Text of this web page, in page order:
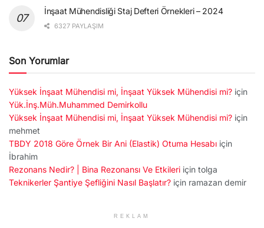
İnşaat Mühendisliği Staj Defteri Örnekleri – 2024
6327 PAYLAŞIM
Son Yorumlar
Yüksek İnşaat Mühendisi mi, İnşaat Yüksek Mühendisi mi? için
Yük.İnş.Müh.Muhammed Demirkollu
Yüksek İnşaat Mühendisi mi, İnşaat Yüksek Mühendisi mi? için
mehmet
TBDY 2018 Göre Örnek Bir Ani (Elastik) Otuma Hesabı için
İbrahim
Rezonans Nedir? | Bina Rezonansı Ve Etkileri için tolga
Teknikerler Şantiye Şefliğini Nasıl Başlatır? için ramazan demir
REKLAM